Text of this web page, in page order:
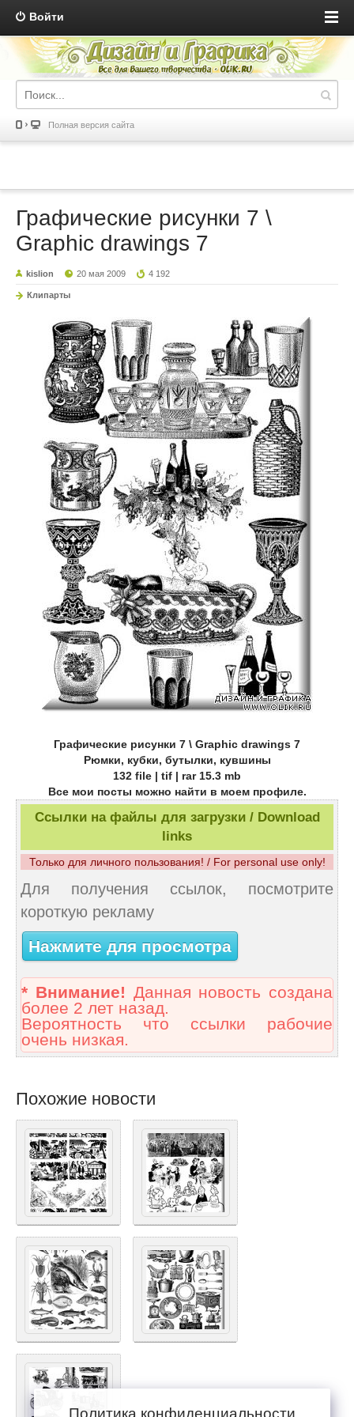
Войти
Полная версия сайта
Графические рисунки 7 \
Graphic drawings 7
kislion 20 мая 2009 4 192
Клипарты
Графические рисунки 7 \ Graphic drawings 7
Рюмки, кубки, бутылки, кувшины
132 file | tif | rar 15.3 mb
Все мои посты можно найти в моем профиле.
Ссылки на файлы для загрузки / Download
links
Только для личного пользования! / For personal use only!
Для получения ссылок, посмотрите
короткую рекламу
Нажмите для просмотра
* Внимание! Данная новость создана
более 2 лет назад.
Вероятность что ссылки рабочие
очень низкая.
Похожие новости
Политика конфиденциальности